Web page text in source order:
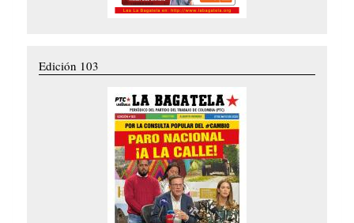
Edición 103